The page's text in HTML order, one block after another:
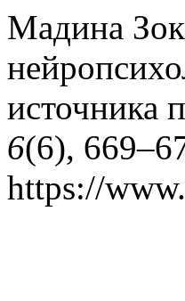
Мадина
источника
6(6),
https://